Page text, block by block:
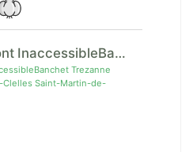
Ferme du Mont InaccessibleBanchet
Trezanne
Saint-Martin-de-